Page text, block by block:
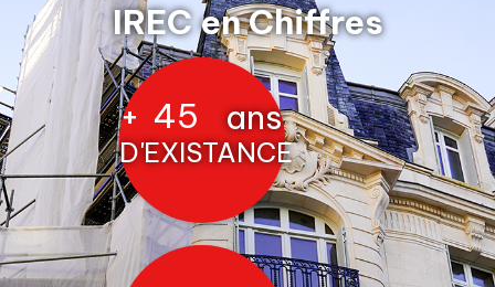
IREC en Chiffres
+ 45 ans
D'EXISTANCE